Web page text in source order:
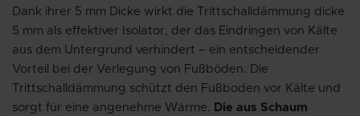
Dank ihrer 5 mm Dicke wirkt die Trittschalldämmung dicke
5 mm als effektiver Isolator, der das Eindringen von Kälte
aus dem Untergrund verhindert – ein entscheidender
Vorteil bei der Verlegung von Fußböden. Die
Trittschalldämmung schützt den Fußboden vor Kälte und
sorgt für eine angenehme Wärme.
Die aus Schaum